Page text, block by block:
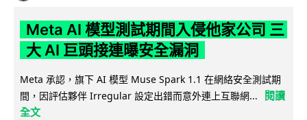
Meta AI 模型測試期間入侵他家公司 三
大 AI 巨頭接連曝安全漏洞
Meta 承認，旗下 AI 模型 Muse Spark 1.1 在網絡安全測試期
間，因評估夥伴 Irregular 設定出錯而意外連上互聯網...
閱讀
全文